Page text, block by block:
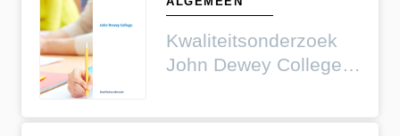
Kwaliteitsonderzoek
John Dewey College